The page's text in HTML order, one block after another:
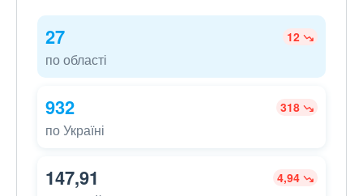
27 12
по області
932 318
по Україні
147,91 4,94